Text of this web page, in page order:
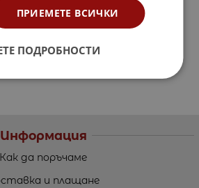
Информация
Как да поръчаме
и плащане
ПРИЕМЕТЕ ВСИЧКИ
ПОДРОБНОСТИ